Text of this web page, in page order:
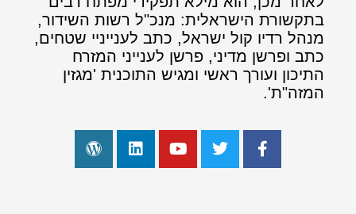
בתקשורת הישראלית: מנכ"ל רשות השידור,
מנהל רדיו קול ישראל, כתב לענייניי שטחים,
כתב ופרשן מדיני, פרשן לענייני המזרח
התיכון ועורך ראשי ומגיש התוכנית 'מגזין
המזה"ת'.